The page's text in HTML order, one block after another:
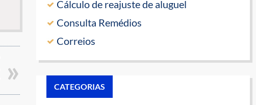
Cálculo de reajuste de aluguel
Consulta Remédios
Correios
CATEGORIAS